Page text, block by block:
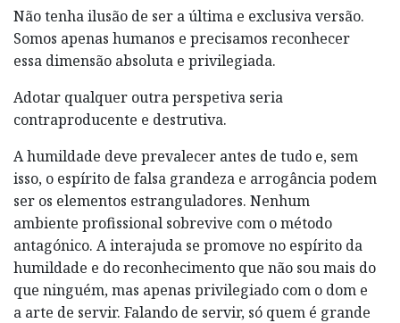
Não tenha ilusão de ser a última e exclusiva versão.
Somos apenas humanos e precisamos reconhecer
essa dimensão absoluta e privilegiada.
Adotar qualquer outra perspetiva seria
contraproducente e destrutiva.
A humildade deve prevalecer antes de tudo e, sem
isso, o espírito de falsa grandeza e arrogância podem
ser os elementos estranguladores. Nenhum
ambiente profissional sobrevive com o método
antagónico. A interajuda se promove no espírito da
humildade e do reconhecimento que não sou mais do
que ninguém, mas apenas privilegiado com o dom e
a arte de servir. Falando de servir, só quem é grande